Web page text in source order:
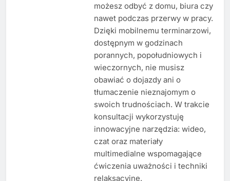
możesz odbyć z domu, biura czy
nawet podczas przerwy w pracy.
Dzięki mobilnemu terminarzowi,
dostępnym w godzinach
porannych, popołudniowych i
wieczornych, nie musisz
obawiać o dojazdy ani o
tłumaczenie nieznajomym o
swoich trudnościach. W trakcie
konsultacji wykorzystuję
innowacyjne narzędzia: wideo,
czat oraz materiały
multimedialne wspomagające
ćwiczenia uważności i techniki
relaksacyjne.